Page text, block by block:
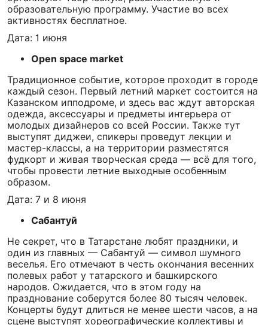
образовательную программу. Участие во всех
активностях бесплатное.
Дата: 1 июня
Open space market
Традиционное событие, которое проходит в городе
каждый сезон. Первый летний маркет состоится на
Казанском ипподроме, и здесь вас ждут авторская
одежда, аксессуары и предметы интерьера от
молодых дизайнеров со всей России. Также тут
выступят диджеи, спикеры проведут лекции и
мастер-классы, а на территории разместятся
фудкорт и живая творческая среда — всё для того,
чтобы провести летние выходные особенным
образом.
Дата: 7 и 8 июня
Сабантуй
Не секрет, что в Татарстане любят праздники, и
один из главных — Сабантуй — символ шумного
веселья. Его отмечают в честь окончания весенних
полевых работ у татарского и башкирского
народов. Ожидается, что в этом году на
празднование соберутся более 80 тысяч человек.
Концерты будут длиться не менее шести часов, а на
сцене выступят хореографические коллективы и